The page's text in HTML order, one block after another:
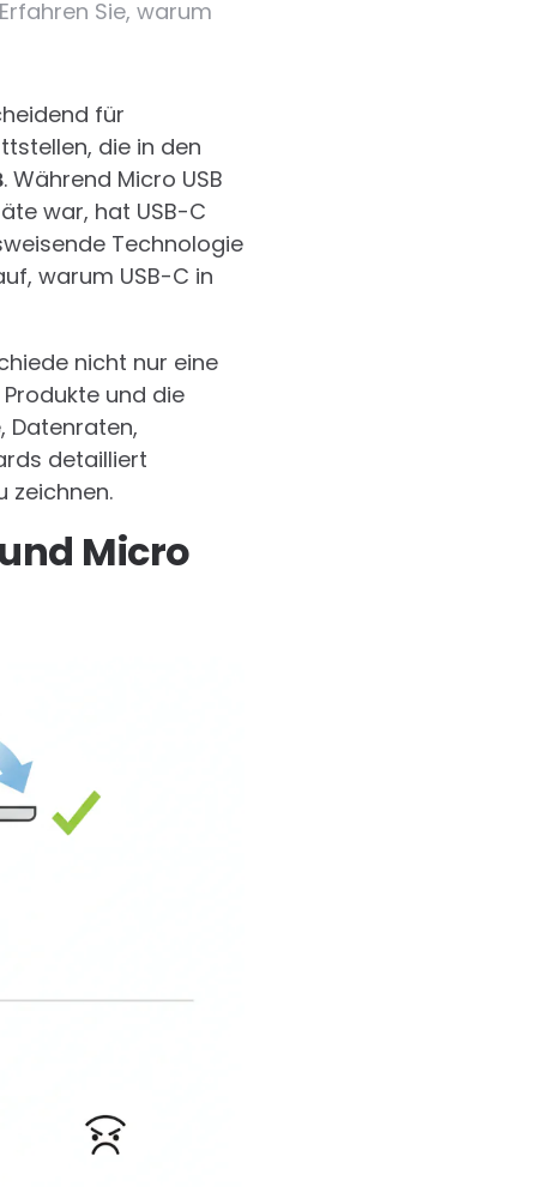
Sie, warum
für
die in den
. Während Micro USB
war, hat USB-C
Technologie
warum USB-C in
nicht nur eine
und die
Datenraten,
detailliert
zeichnen.
Micro